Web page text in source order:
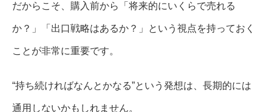
だからこそ、購入前から「将来的にいくらで売れる
か？」「出口戦略はあるか？」という視点を持っておく
ことが非常に重要です。
“持ち続ければなんとかなる”という発想は、長期的には
通用しないかもしれません。